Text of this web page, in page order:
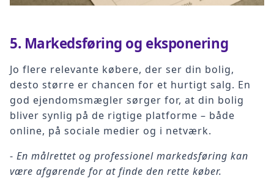
5. Markedsføring og eksponering
Jo flere relevante købere, der ser din bolig,
desto større er chancen for et hurtigt salg. En
god ejendomsmægler sørger for, at din bolig
bliver synlig på de rigtige platforme – både
online, på sociale medier og i netværk.
- En målrettet og professionel markedsføring kan
være afgørende for at finde den rette køber.